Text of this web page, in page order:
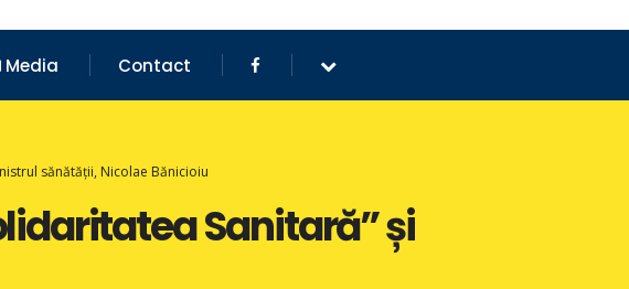
Media Contact
sănătății, Nicolae Bănicioiu
Sanitară” și